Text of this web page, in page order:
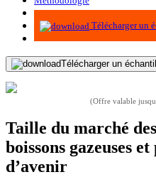
Infographie
Télécharger un
Télécharger un
(Offre valable
Taille du marché
boissons gazeuses
d’avenir